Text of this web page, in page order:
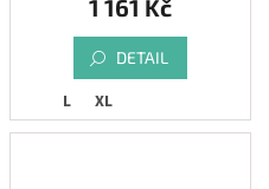
1 161 Kč
DETAIL
L XL